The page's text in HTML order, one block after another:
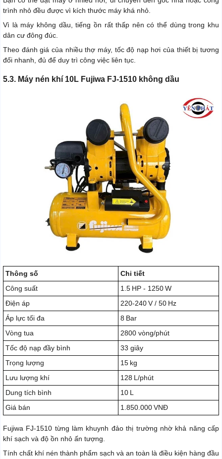
trình nhỏ đều được vì kích thước máy khá nhỏ.
Vì là máy không dầu, tiếng ồn rất thấp nên có thể dùng trong khu
dân cư đông đúc.
Theo đánh giá của nhiều thợ máy, tốc độ nạp hơi của thiết bị tương
đối nhanh, đủ để duy trì công việc liên tục.
5.3. Máy nén khí 10L Fujiwa FJ-1510 không dầu
Thông số
Chi tiết
Công suất
1.5 HP - 1250 W
Điện áp
220-240 V / 50 Hz
Áp lực tối đa
8 Bar
Vòng tua
2800 vòng/phút
Tốc độ nạp đầy bình
33 giây
Trọng lượng
15 kg
Lưu lượng khí
128 L/phút
Dung tích bình
10 L
Giá bán
1.850.000 VNĐ
Fujiwa FJ‑1510 từng làm khuynh đảo thị trường nhờ khả năng cấp
khí sạch và độ ồn nhỏ ấn tượng.
Tính chất khí nén thành phẩm sạch và an toàn là điều kiện hàng đầu